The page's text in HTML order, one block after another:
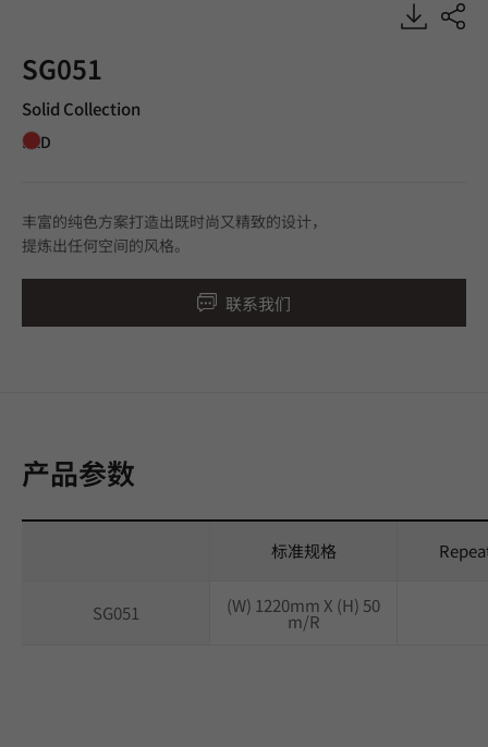
SG051
Solid Collection
RED
丰富的纯色方案打造出既时尚又精致的设计，
提炼出任何空间的风格。
联系我们
产品参数
标准规格
SG051 (W) 1220mm X (H) 50
m/R